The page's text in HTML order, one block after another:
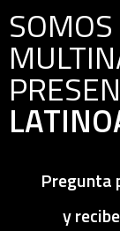
Pregunta
y